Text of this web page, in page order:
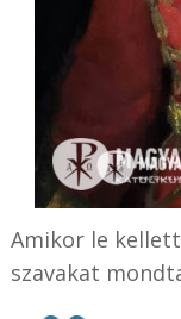
Amikor le
szavakat